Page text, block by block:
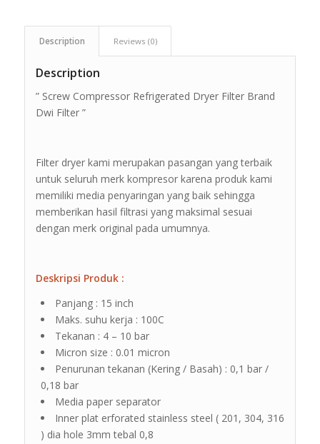
Description Reviews (0)
Description
” Screw Compressor Refrigerated Dryer Filter Brand
Dwi Filter ”
Filter dryer kami merupakan pasangan yang terbaik
untuk seluruh merk kompresor karena produk kami
memiliki media penyaringan yang baik sehingga
memberikan hasil filtrasi yang maksimal sesuai
dengan merk original pada umumnya.
Deskripsi Produk :
Panjang : 15 inch
Maks. suhu kerja : 100C
Tekanan : 4 – 10 bar
Micron size : 0.01 micron
Penurunan tekanan (Kering / Basah) : 0,1 bar /
0,18 bar
Media paper separator
Inner plat erforated stainless steel ( 201, 304, 316
) dia hole 3mm tebal 0,8